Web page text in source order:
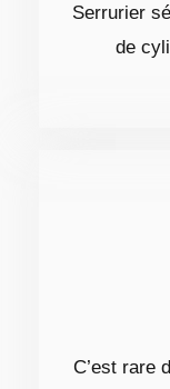
Serrurier
de
C’est rare